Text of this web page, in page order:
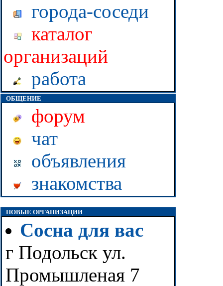
города-соседи
каталог
организаций
работа
ОБЩЕНИЕ
форум
чат
объявления
знакомства
НОВЫЕ ОРГАНИЗАЦИИ
Сосна для вас
г Подольск ул.
Промышленая 7